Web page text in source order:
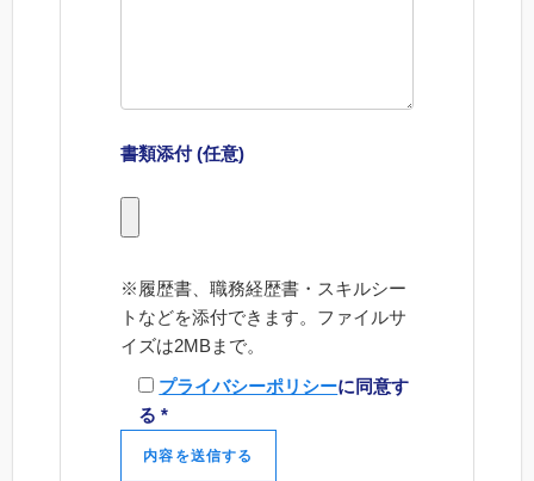
書類添付 (任意)
※履歴書、職務経歴書・スキルシー
トなどを添付できます。ファイルサ
イズは2MBまで。
プライバシーポリシーに同意す
る *